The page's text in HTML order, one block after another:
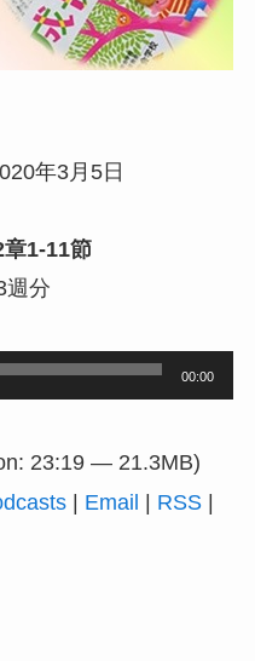
年3月5日
1-11節
週分
00:00
23:19 — 21.3MB)
| Email | RSS|